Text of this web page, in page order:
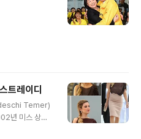
트레이디
Temer)
년 미스 상파